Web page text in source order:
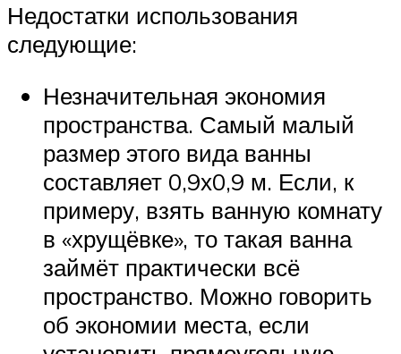
Недостатки использования
следующие:
Незначительная экономия
пространства. Самый малый
размер этого вида ванны
составляет 0,9х0,9 м. Если, к
примеру, взять ванную комнату
в «хрущёвке», то такая ванна
займёт практически всё
пространство. Можно говорить
об экономии места, если